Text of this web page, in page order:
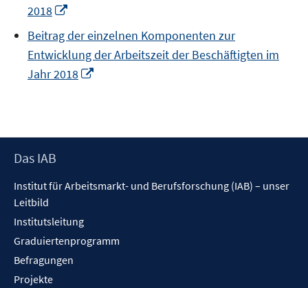
2018
Fenster
öffnen
Beitrag der einzelnen Komponenten zur
Entwicklung der Arbeitszeit der Beschäftigten im
Jahr 2018
Footer
Das IAB
Institut für Arbeitsmarkt- und Berufsforschung (IAB) – unser
Leitbild
Institutsleitung
Graduiertenprogramm
Befragungen
Projekte